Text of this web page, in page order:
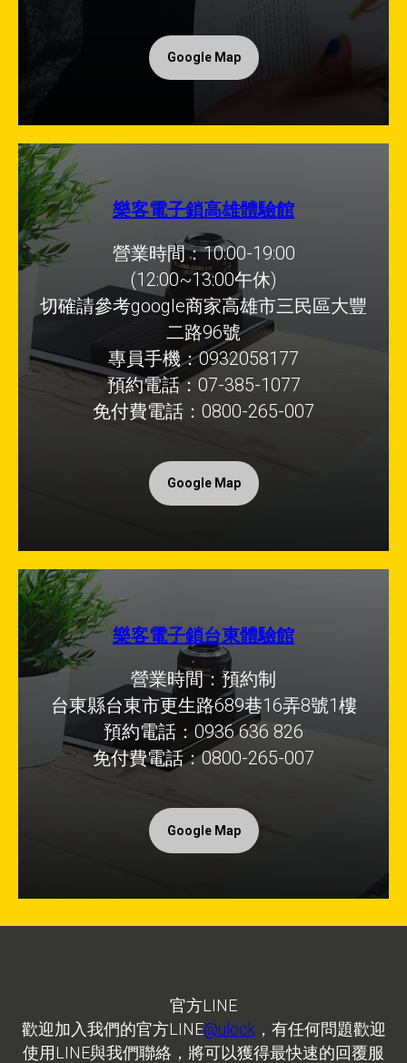
Google Map
樂客電子鎖高雄體驗館
營業時間：10:00-19:00
(12:00~13:00午休)
切確請參考google商家高雄市三民區大豐
二路96號
專員手機：0932058177
預約電話：07-385-1077
免付費電話：0800-265-007
Google Map
樂客電子鎖台東體驗館
營業時間：預約制
台東縣台東市更生路689巷16弄8號1樓
預約電話：0936 636 826
免付費電話：0800-265-007
Google Map
官方LINE
歡迎加入我們的官方LINE@ulock，有任何問題歡迎
使用LINE與我們聯絡，將可以獲得最快速的回覆服